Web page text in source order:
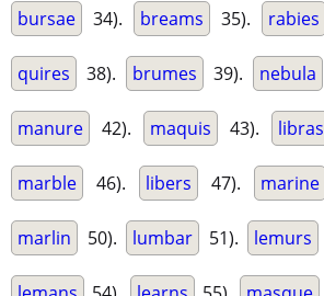
bursae 34). breams 35). rabies
quires 38). brumes 39). nebula
manure 42). maquis 43). libras
marble 46). libers 47). marine
marlin 50). lumbar 51). lemurs